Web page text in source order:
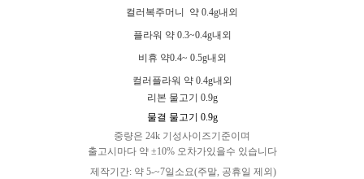
컬러복주머니 약 0.4g내외
플라워 약 0.3~0.4g내외
비휴 약0.4~ 0.5g내외
컬러플라워 약 0.4g내외
리본 물고기 0.9g
물결 물고기 0.9g
중량은 24k 기성사이즈기준이며
출고시마다 약 ±10% 오차가있을수 있습니다
제작기간: 약 5-~7일소요(주말, 공휴일 제외)